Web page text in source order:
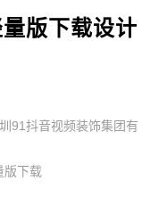
版下载设计
抖音视频装饰集团有
版下载